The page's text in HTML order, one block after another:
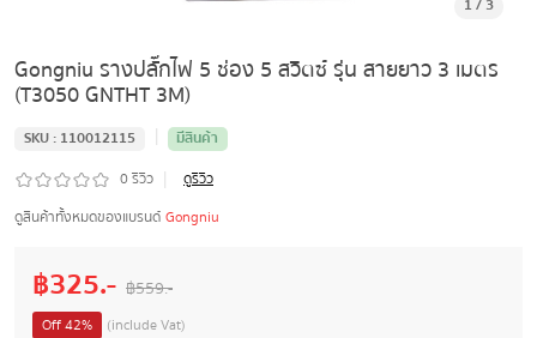
1 / 3
Gongniu รางปลั๊กไฟ 5 ช่อง 5 สวิตซ์ รุ่น สายยาว 3 เมตร
(T3050 GNTHT 3M)
SKU : 110012115 |
มีสินค้า
0 รีวิว |
ดูรีวิว
ดูสินค้าทั้งหมดของแบรนด์ Gongniu
฿325.- ฿559.-
Off42% (include Vat)